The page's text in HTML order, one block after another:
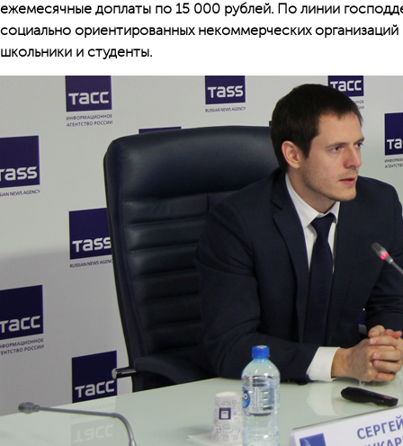
ежемесячные доплаты по 15 000 рублей. По линии
социально ориентированных некоммерческих
школьники и студенты.